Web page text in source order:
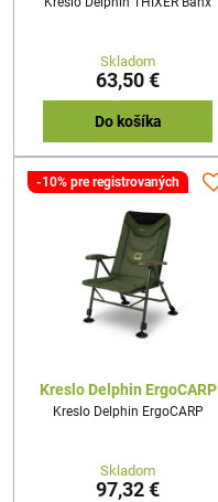
Skladom
63,50 €
Do košíka
-10% pre registrovaných
Kreslo Delphin ErgoCARP
Kreslo Delphin ErgoCARP
Skladom
97,32 €